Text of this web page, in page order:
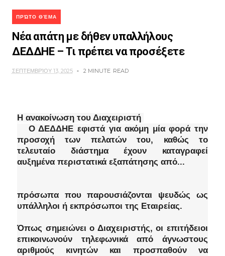
ΠΡΏΤΟ ΘΈΜΑ
Νέα απάτη με δήθεν υπαλλήλους
ΔΕΔΔΗΕ – Τι πρέπει να προσέξετε
ΣΕΠΤΕΜΒΡΊΟΥ 13, 2025 2 MINUTE READ
Η ανακοίνωση του Διαχειριστή
Ο ΔΕΔΔΗΕ εφιστά για ακόμη μία φορά την
προσοχή των πελατών του, καθώς το
τελευταίο διάστημα έχουν καταγραφεί
αυξημένα περιστατικά εξαπάτησης από...
πρόσωπα που παρουσιάζονται ψευδώς ως
υπάλληλοι ή εκπρόσωποι της Εταιρείας.
Όπως σημειώνει ο Διαχειριστής, οι επιτήδειοι
επικοινωνούν τηλεφωνικά από άγνωστους
αριθμούς κινητών και προσπαθούν να